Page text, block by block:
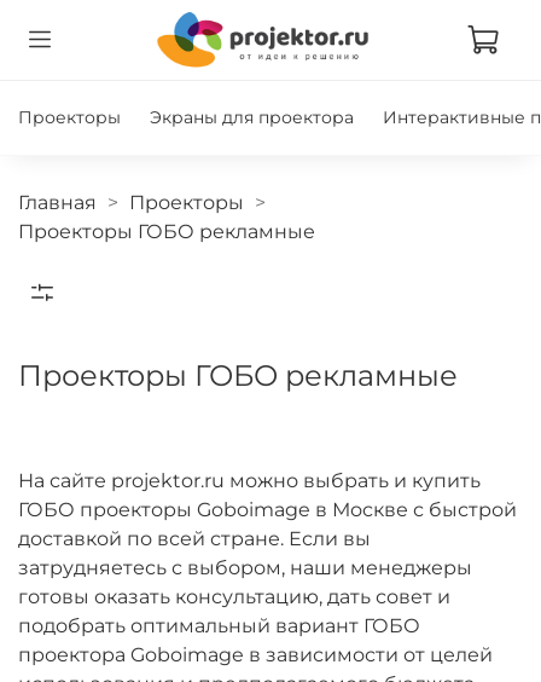
Проекторы Экраны для проектора Интерактивные
Главная
Проекторы
Проекторы ГОБО рекламные
Проекторы ГОБО рекламные
На сайте projektor.ru можно выбрать и купить
ГОБО проекторы Goboimage в Москве с быстрой
доставкой по всей стране. Если вы
затрудняетесь с выбором, наши менеджеры
готовы оказать консультацию, дать совет и
подобрать оптимальный вариант ГОБО
проектора Goboimage в зависимости от целей